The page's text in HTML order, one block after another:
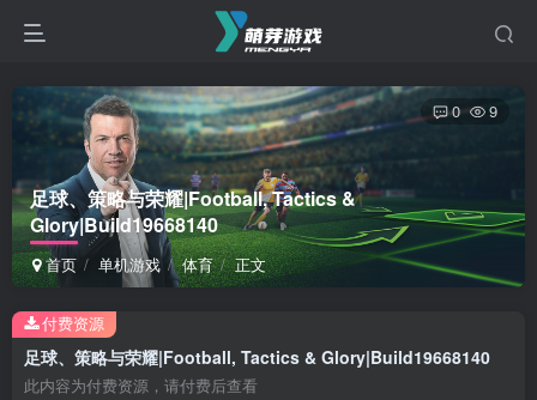
足球、策略与荣耀|Football, Tactics &
Glory|Build19668140
首页 单机游戏 体育 正文
0 9
足球、策略与荣耀|Football, Tactics & Glory|Build19668140
此内容为付费资源，请付费后查看
付费资源